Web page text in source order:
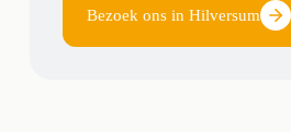
Bezoek ons in Hilversum